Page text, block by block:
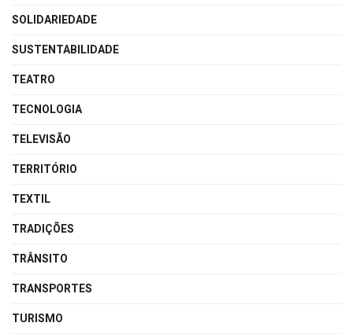
SOLIDARIEDADE
SUSTENTABILIDADE
TEATRO
TECNOLOGIA
TELEVISÃO
TERRITÓRIO
TEXTIL
TRADIÇÕES
TRÂNSITO
TRANSPORTES
TURISMO